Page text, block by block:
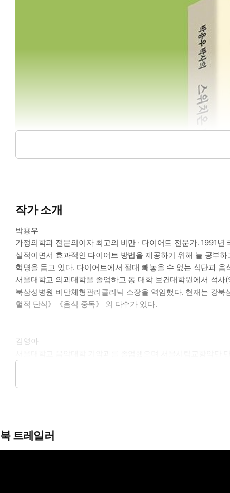
작가 소개
박용우
가정의학과 전문의이자 최고의 비만 · 다이어트 전문가. 1991
실적이면서 효과적인 다이어트 방법을 제공하기 위해 늘 공부
혁명을 돕고 있다. 다이어트에서 절대 빼놓을 수 없는 식단과
서울대학교 의과대학을 졸업하고 동 대학 보건대학원에서 석
북삼성병원 비만체형관리클리닉 소장을 역임했다. 현재는 강
헐적 단식》《음식 중독》 외 다수가 있다.
김영아
북 트레일러